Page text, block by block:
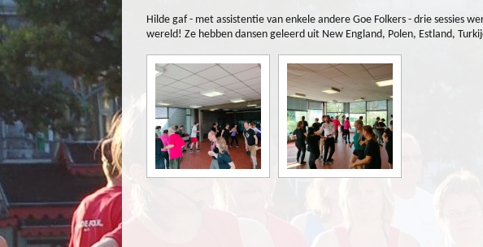
Hilde gaf - met assistentie van enkele andere Goe Folkers - drie sessies
wereld! Ze hebben dansen geleerd uit New England, Polen, Estland,